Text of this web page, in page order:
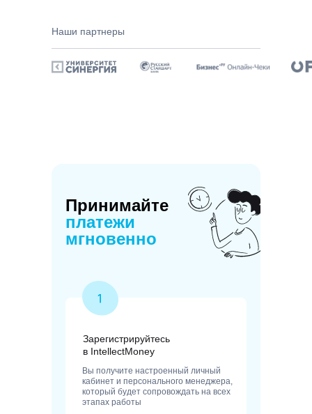
Наши партнеры
Принимайте
платежи
мгновенно
Вы получите настроенный личный
кабинет и персонального менеджера,
который будет сопровождать на всех
этапах работы
Зарегистрируйтесь
в IntellectMoney